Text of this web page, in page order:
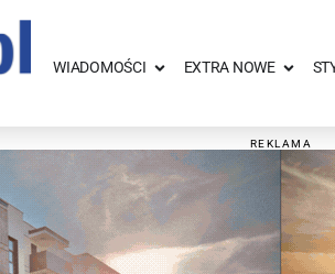
WIADOMOŚCI EXTRA NOWE
REKLAMA